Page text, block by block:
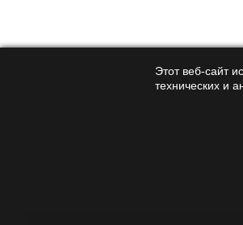
Этот веб-сайт
технических и